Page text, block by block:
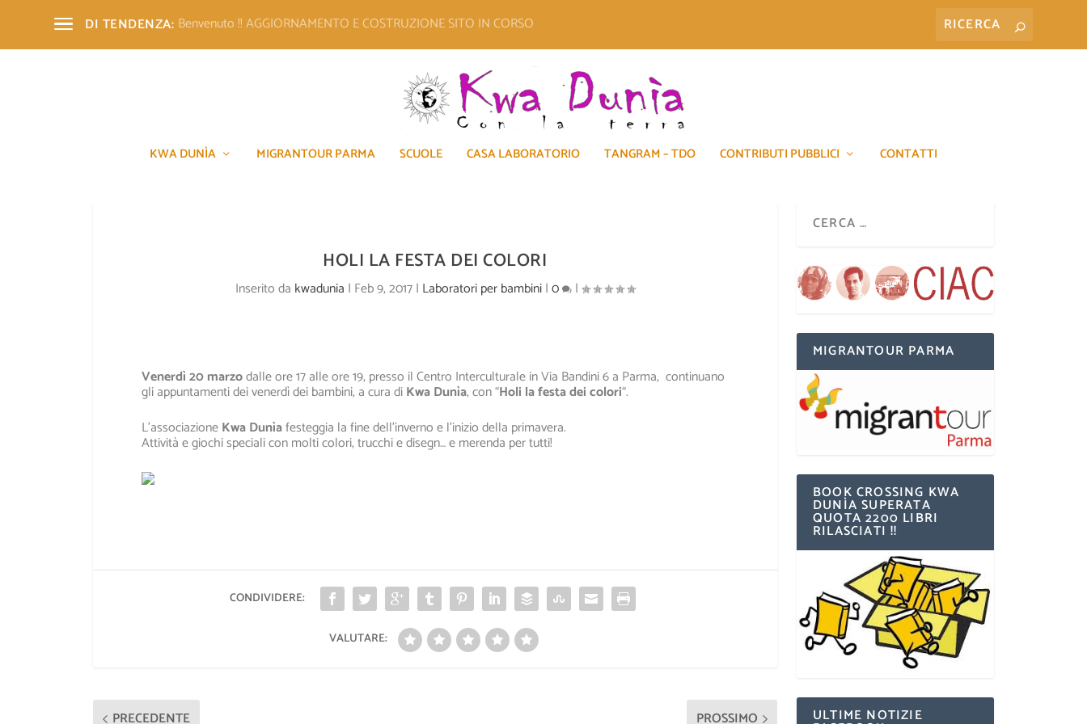
DI TENDENZA: Benvenuto !! AGGIORNAMENTO E COSTRUZIONE SITO IN CORSO
KWA DUNÌA MIGRANTOUR PARMA SCUOLE CASA LABORATORIO TANGRAM – TDO CONTRIBUTI PUBBLICI CONTATTI
HOLI LA FESTA DEI COLORI
Inserito da kwadunia | Feb 9, 2017| Laboratori per bambini|0 |
Venerdì 20 marzodalle ore 17 alle ore 19, presso il Centro Interculturale in Via Bandini 6 a Parma, continuano
gli appuntamenti dei venerdì dei bambini, a cura diKwa Dunìa, con “Holi la festa dei colori“.
L’associazioneKwa Dunìafesteggia la ­fine dell’inverno e l’inizio della primavera.
Attività e giochi speciali con molti colori, trucchi e disegn… e merenda per tutti!
CONDIVIDERE:
VALUTARE:
PRECEDENTE PROSSIMO
MIGRANTOUR PARMA
BOOK CROSSING KWA
DUNÌA SUPERATA
QUOTA 2200 LIBRI
RILASCIATI !!
ULTIME NOTIZIE